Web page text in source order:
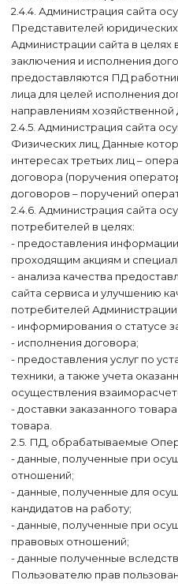
2.4.4. Администрация сайта
Представителей юридических
Администрации сайта в
заключения и исполнения
предоставляются ПД
лица для целей исполнения
направлениям
2.4.5. Администрация сайта
Физических лиц, Данные
интересах третьих лиц –
договора (поручения
договоров – поручений
2.4.6. Администрация сайта
потребителей в целях:
- предоставления
проходящим акциям и
- анализа качества
сайта сервиса и улучшению
потребителей Администрации
- информирования о статусе
- исполнения договора;
- предоставления услуг по
техники, а также учета
осуществления
- доставки заказанного
товара.
2.5. ПД, обрабатываемые
- данные, полученные при
отношений;
- данные, полученные для
кандидатов на работу;
- данные, полученные при
правовых отношений;
- данные полученные
Пользователю прав